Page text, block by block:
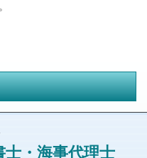
士・海事代理士